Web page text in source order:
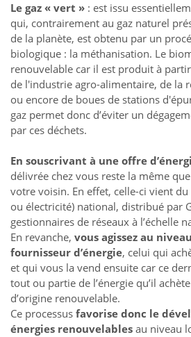
Le gaz « vert » : est issu
qui, contrairement au gaz naturel
de la planète, est obtenu par un
biologique : la méthanisation. Le
renouvelable car il est produit à
de l'industrie agro-alimentaire, de la
ou encore de boues de stations
gaz permet donc d’éviter un
par ces déchets.
En souscrivant à une offre
délivrée chez vous reste la même
votre voisin. En effet, celle-ci vient
ou électricité) national, distribué par
gestionnaires de réseaux à l’échelle
En revanche, vous agissez au
fournisseur d’énergie, celui qui
et qui vous la vend ensuite car ce
tout ou partie de l’énergie qu’il
d’origine renouvelable.
Ce processus favorise donc le
énergies renouvelables au niveau